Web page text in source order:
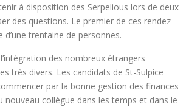
à disposition des Serpelious lors de deux
des questions. Le premier de ces rendez-
trentaine de personnes.
des nombreux étrangers
très divers. Les candidats de St-Sulpice
par la bonne gestion des finances
nouveau collègue dans les temps et dans le